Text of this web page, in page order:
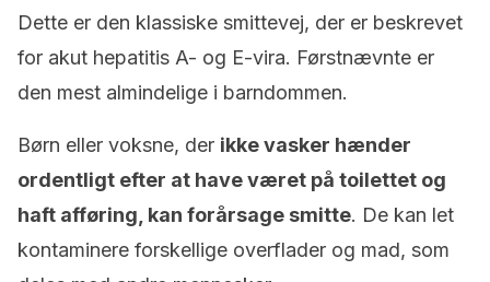
Dette er den klassiske smittevej, der er beskrevet
for akut hepatitis A- og E-vira. Førstnævnte er
den mest almindelige i barndommen.
Børn eller voksne, der ikke vasker hænder
ordentligt efter at have været på toilettet og
haft afføring, kan forårsage smitte. De kan let
kontaminere forskellige overflader og mad, som